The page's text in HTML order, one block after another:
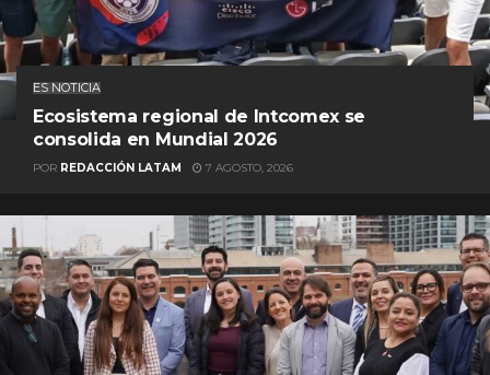
ES NOTICIA
Ecosistema regional de Intcomex se
consolida en Mundial 2026
POR REDACCIÓN LATAM 7 AGOSTO, 2026